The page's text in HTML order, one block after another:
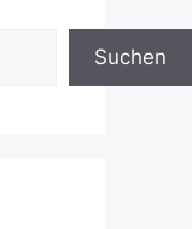
Suchen